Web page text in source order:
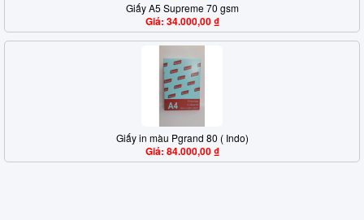
Giấy A5 Supreme 70 gsm
Giá: 34.000,00 ₫
Giấy in màu Pgrand 80 ( Indo)
Giá: 84.000,00 ₫